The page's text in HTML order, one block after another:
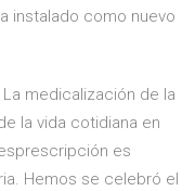
instalado como nuevo
La medicalización de la
la vida cotidiana en
es
Hemos se celebró el